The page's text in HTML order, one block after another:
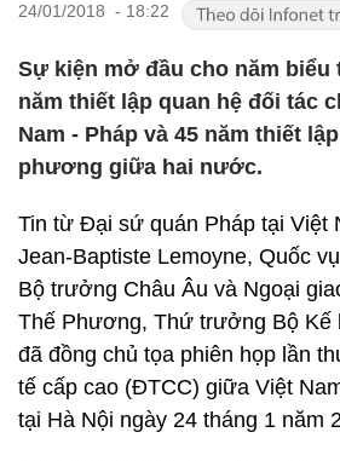
24/01/2018 - 18:22
Sự kiện mở đầu cho năm
năm thiết lập quan hệ đối tác
Nam - Pháp và 45 năm thiết
phương giữa hai nước.
Tin từ Đại sứ quán Pháp tại Việt
Jean-Baptiste Lemoyne, Quốc
Bộ trưởng Châu Âu và Ngoại
Thế Phương, Thứ trưởng Bộ Kế
đã đồng chủ tọa phiên họp lần
tế cấp cao (ĐTCC) giữa Việt
tại Hà Nội ngày 24 tháng 1 năm